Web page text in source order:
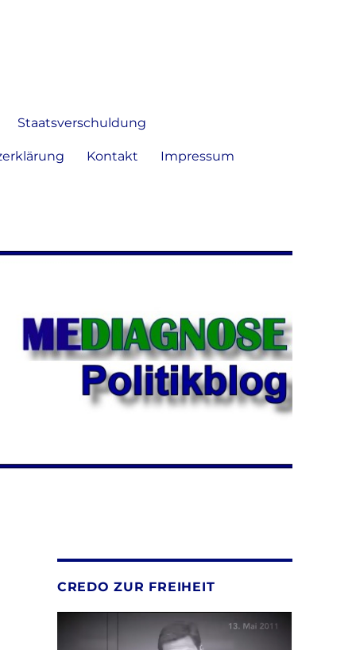
Staatsverschuldung
Kontakt Impressum
CREDO ZUR FREIHEIT